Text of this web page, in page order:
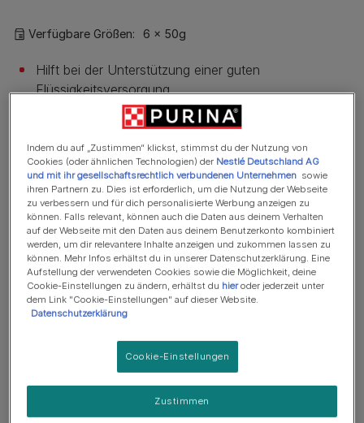
Verfügbare Größen: 6 x 50g
Hilft bei der Unterstützung einer guten
Flüssigkeitsversorgung.
Hilft bei der Unterstützung des Darmmikrobioms:
ernähren.
Entwickelt von PURINA® Tierärzt:innen und
Ernährungswissenschaftler:innen.
Fütterungsempfehlung: 2 Beutel pro Tag für eine
Katze von 4 kg.
Mehr
Produktübersicht
Zutaten & Ernährung
Indem du auf „Zustimmen“ klickst, stimmst du der Nutzung von
Cookies (oder ähnlichen Technologien) der Nestlé Deutschland AG
und mit ihr gesellschaftsrechtlich verbundenen Unternehmen sowie
ihren Partnern zu. Dies ist erforderlich, um die Nutzung der Webseite
zu verbessern und für dich personalisierte Werbung anzeigen zu
können. Falls relevant, können auch die Daten aus deinem Verhalten
auf der Webseite mit den Daten aus deinem Benutzerkonto kombiniert
werden, um dir relevantere Inhalte anzeigen und zukommen lassen zu
können. Mehr Infos erhältst du in unserer Datenschutzerklärung. Eine
Aufstellung der verwendeten Cookies sowie die Möglichkeit, deine
Cookie-Einstellungen zu ändern, erhältst du hieroder jederzeit unter
dem Link "Cookie-Einstellungen" auf dieser Website.
Datenschutzerklärung
Cookie-Einstellungen
Zustimmen